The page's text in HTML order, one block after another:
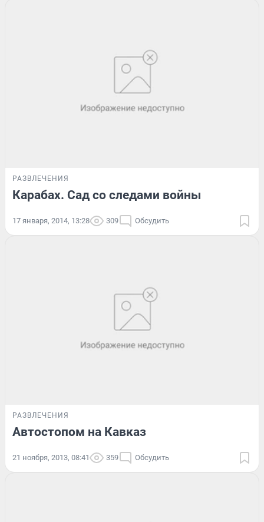
РАЗВЛЕЧЕНИЯ
Карабах. Сад со следами войны
17 января, 2014, 13:28 309 Обсудить
РАЗВЛЕЧЕНИЯ
Автостопом на Кавказ
21 ноября, 2013, 08:41 359 Обсудить